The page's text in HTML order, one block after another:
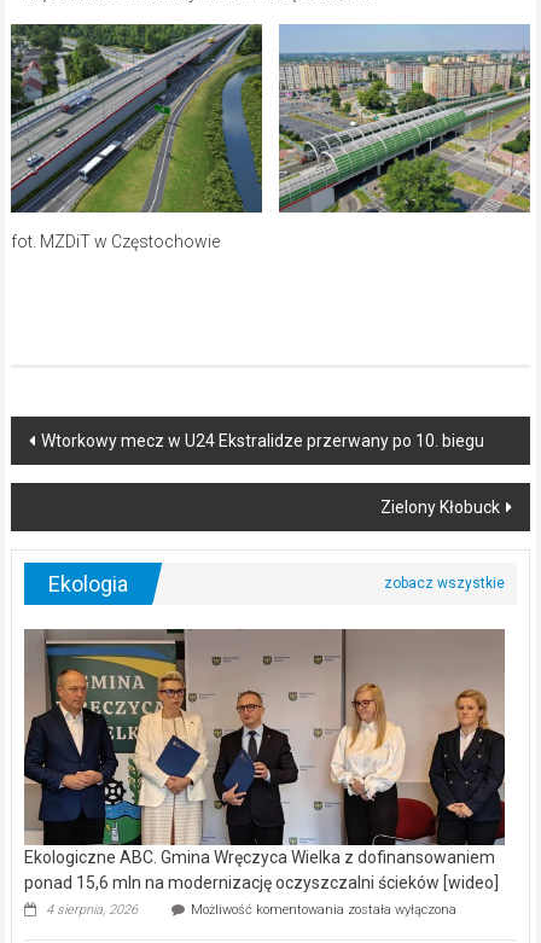
fot. MZDiT w Częstochowie
Post
navigation
Wtorkowy mecz w U24 Ekstralidze przerwany po 10. biegu
Zielony Kłobuck
Ekologia
Ekologiczne ABC. Gmina Wręczyca Wielka z dofinansowaniem
ponad 15,6 mln na modernizację oczyszczalni ścieków [wideo]
4 sierpnia, 2026 Możliwość komentowania Ekologiczne
została wyłączona